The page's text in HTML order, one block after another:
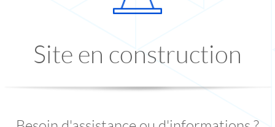
Site en construction